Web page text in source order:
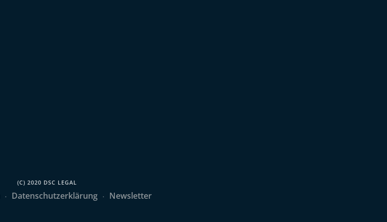
(C) 2020 DSC LEGAL
Datenschutzerklärung Newsletter